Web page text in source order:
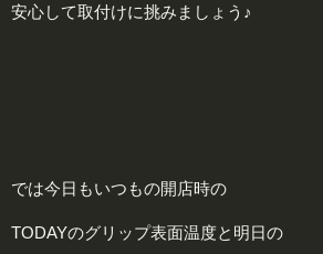
安心して取付けに挑みましょう♪
では今日もいつもの開店時の
TODAYのグリップ表面温度と明日の